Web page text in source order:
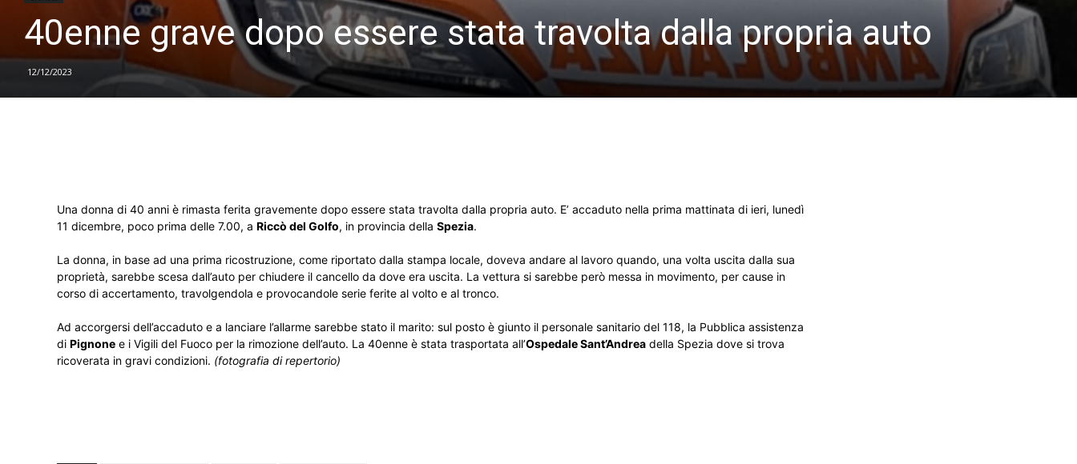
40enne grave dopo essere stata travolta dalla propria auto
12/12/2023
Una donna di 40 anni è rimasta ferita gravemente dopo essere stata travolta dalla propria auto. E’ accaduto nella prima mattinata di ieri, lunedì
11 dicembre, poco prima delle 7.00, a Riccò del Golfo, in provincia della Spezia.
La donna, in base ad una prima ricostruzione, come riportato dalla stampa locale, doveva andare al lavoro quando, una volta uscita dalla sua
proprietà, sarebbe scesa dall’auto per chiudere il cancello da dove era uscita. La vettura si sarebbe però messa in movimento, per cause in
corso di accertamento, travolgendola e provocandole serie ferite al volto e al tronco.
Ad accorgersi dell’accaduto e a lanciare l’allarme sarebbe stato il marito: sul posto è giunto il personale sanitario del 118, la Pubblica assistenza
di Pignone e i Vigili del Fuoco per la rimozione dell’auto. La 40enne è stata trasportata all’Ospedale Sant’Andrea della Spezia dove si trova
ricoverata in gravi condizioni. (fotografia di repertorio)